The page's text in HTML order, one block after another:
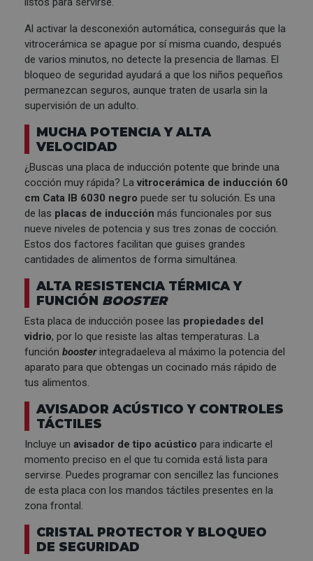
Al activar la desconexión automática, conseguirás que la
vitrocerámica se apague por sí misma cuando, después
de varios minutos, no detecte la presencia de llamas. El
bloqueo de seguridad ayudará a que los niños pequeños
permanezcan seguros, aunque traten de usarla sin la
supervisión de un adulto.
MUCHA POTENCIA Y ALTA
VELOCIDAD
¿Buscas una placa de inducción potente que brinde una
cocción muy rápida? La vitrocerámica de inducción 60
cm Cata IB 6030 negro puede ser tu solución. Es una
de las placas de inducción más funcionales por sus
nueve niveles de potencia y sus tres zonas de cocción.
Estos dos factores facilitan que guises grandes
cantidades de alimentos de forma simultánea.
ALTA RESISTENCIA TÉRMICA Y
FUNCIÓN BOOSTER
Esta placa de inducción posee las propiedades del
vidrio, por lo que resiste las altas temperaturas. La
función boosterintegradaeleva al máximo la potencia del
aparato para que obtengas un cocinado más rápido de
tus alimentos.
AVISADOR ACÚSTICO Y CONTROLES
TÁCTILES
Incluye un avisador de tipo acústico para indicarte el
momento preciso en el que tu comida está lista para
servirse. Puedes programar con sencillez las funciones
de esta placa con los mandos táctiles presentes en la
zona frontal.
CRISTAL PROTECTOR Y BLOQUEO
DE SEGURIDAD